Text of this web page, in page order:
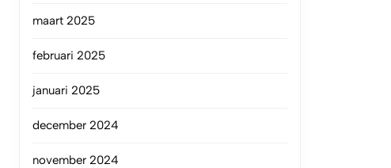
maart 2025
februari 2025
januari 2025
december 2024
november 2024